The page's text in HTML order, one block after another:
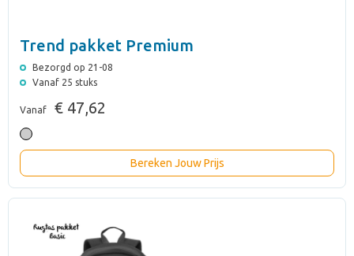
Trend pakket Premium
Bezorgd op 21-08
Vanaf 25 stuks
Vanaf € 47,62
Bereken Jouw Prijs